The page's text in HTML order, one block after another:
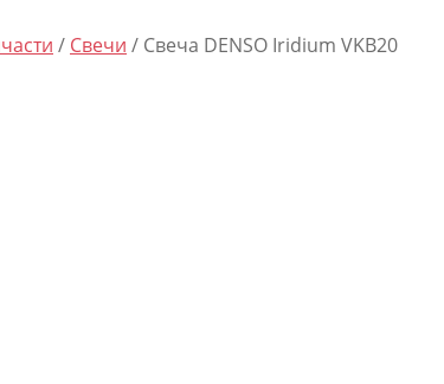
/ Свечи / Свеча DENSO Iridium VKB20